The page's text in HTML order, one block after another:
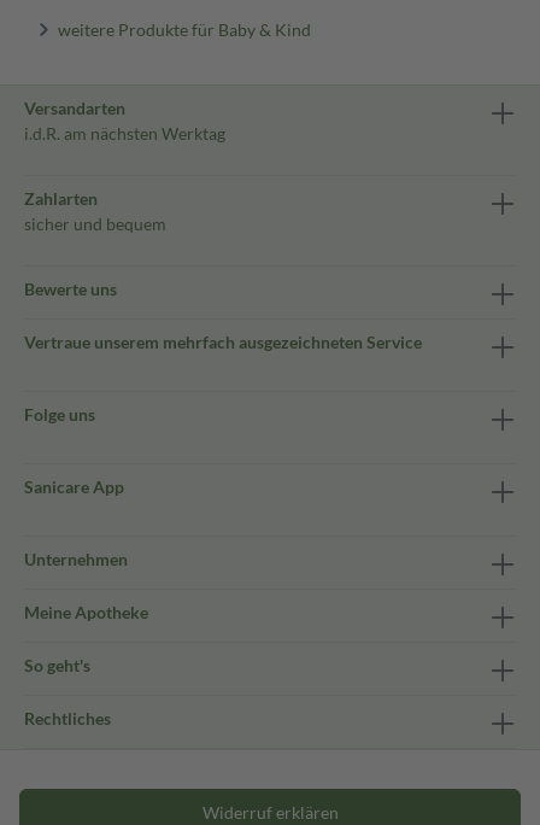
weitere Produkte für Baby & Kind
Versandarten
i.d.R. am nächsten Werktag
Zahlarten
sicher und bequem
Bewerte uns
Vertraue unserem mehrfach ausgezeichneten Service
Folge uns
Sanicare App
Unternehmen
Meine Apotheke
So geht's
Rechtliches
Widerruf erklären